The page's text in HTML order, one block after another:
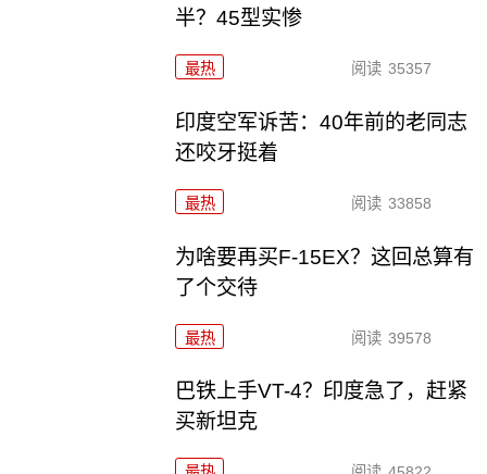
半？45型实惨
最热 阅读 35357
印度空军诉苦：40年前的老同志
还咬牙挺着
最热 阅读 33858
为啥要再买F-15EX？这回总算有
了个交待
最热 阅读 39578
巴铁上手VT-4？印度急了，赶紧
买新坦克